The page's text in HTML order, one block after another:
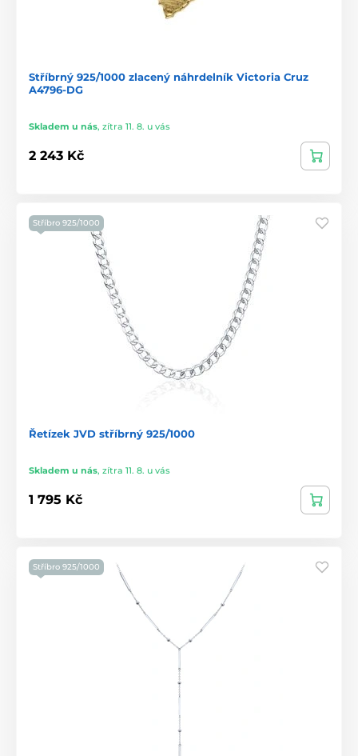
Stříbrný 925/1000 zlacený náhrdelník Victoria Cruz
A4796-DG
Skladem u nás, zítra 11. 8. u vás
2 243 Kč
Stříbro 925/1000
Řetízek JVD stříbrný 925/1000
Skladem u nás, zítra 11. 8. u vás
1 795 Kč
Stříbro 925/1000